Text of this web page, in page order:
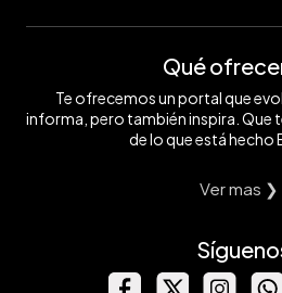
Qué
Te ofrecemos un portal que
informa, pero también inspira. Que
de lo que está hecho
Ver mas ❯